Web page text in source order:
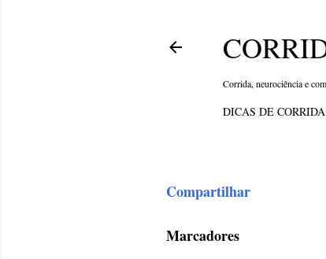
Corrida, neurociência e
DICAS DE CORRIDA
Compartilhar
Marcadores